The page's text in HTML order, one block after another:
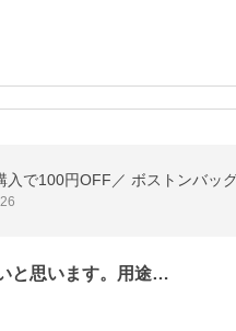
と思います。用途…